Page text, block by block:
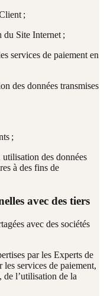
;
Site Internet ;
services de paiement en
des données transmises
;
utilisation des données
à des fins de
avec des tiers
avec des sociétés
par les Experts de
services de paiement,
l’utilisation de la